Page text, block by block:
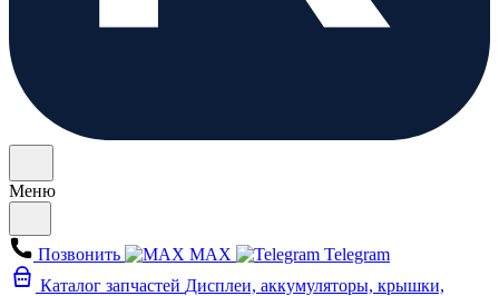
Меню
Позвонить MAX
Telegram
Каталог запчастей Дисплеи, аккумуляторы, крышки,